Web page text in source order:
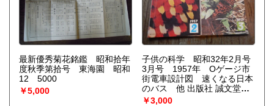
最新優秀菊花銘鑑 昭和拾年
度秋季第拾号 東海園 昭和
12 5000
￥5,000
子供の科学 昭和32年2月号
3月号 1957年 Oゲージ市
街電車設計図 速くなる日本
のバス 他 出版社 誠文堂新
光社
￥3,000